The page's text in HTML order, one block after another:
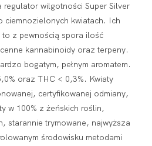
regulator wilgotności Super Silver
ciemnozielonych kwiatach. Ich
z pewnością spora ilość
kannabinoidy oraz terpeny.
bogatym, pełnym aromatem.
oraz THC < 0,3%. Kwiaty
certyfikowanej odmiany,
w 100% z żeńskich roślin,
starannie trymowane, najwyższa
środowisku metodami